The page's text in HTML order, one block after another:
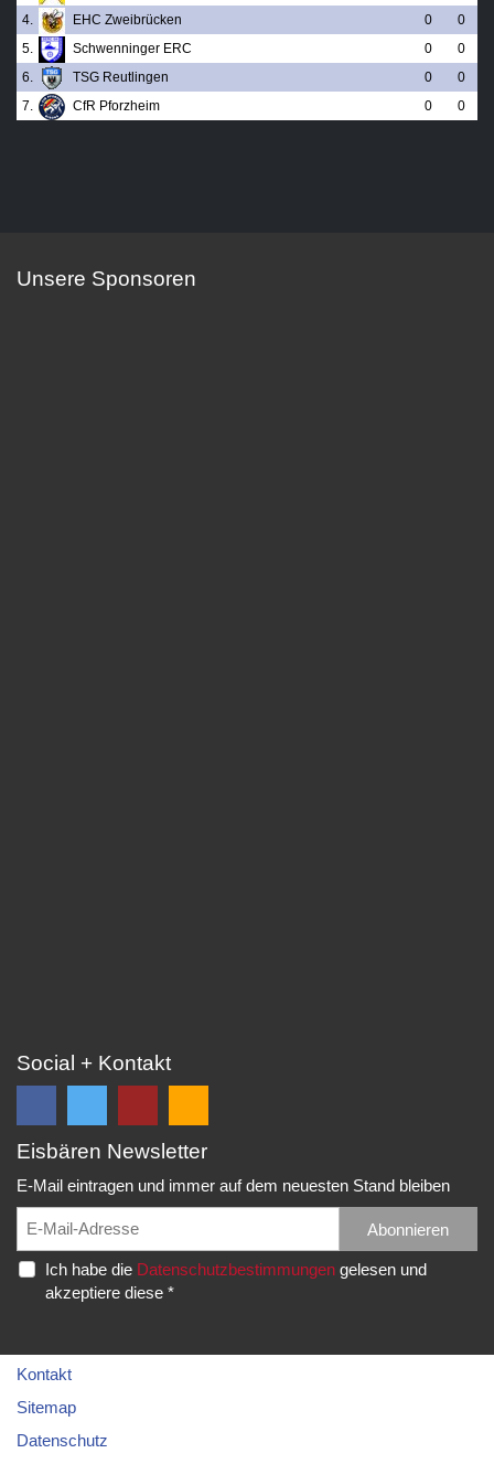
4.
EHC Zweibrücken 0
0
5.
Schwenninger ERC 0
0
6.
TSG Reutlingen 0
0
7.
CfR Pforzheim 0 0
Unsere Sponsoren
Social + Kontakt
Folge
auf
Facebook
und
erhalte
die
Folge
auf
Twitter
und
erhalte
die
EC
Eppelheim
Rudolf-
Diesel-
Str.
Eppelheim
Falls
unsere
Spielberichte,
etc.
Eisbären Newsletter
E-Mail eintragen und immer auf dem neuesten Stand bleiben
Abonnieren
Ich habe die Datenschutzbestimmungengelesen und
akzeptiere diese *
Kontakt
Sitemap
Datenschutz